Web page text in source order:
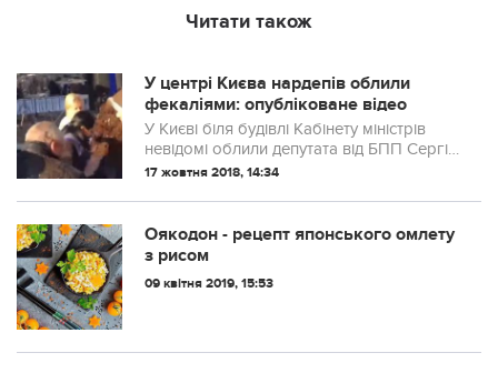
Читати також
У центрі Києва нардепів облили
фекаліями: опубліковане відео
У Києві біля будівлі Кабінету міністрів
невідомі облили депутата від БПП Сергія
Капліна невідомою речовиною з
17 жовтня 2018, 14:34
Оякодон - рецепт японського омлету
з рисом
09 квітня 2019, 15:53